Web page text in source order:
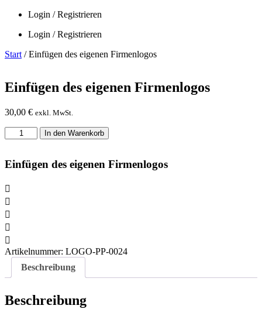
Login / Registrieren
Login / Registrieren
Start / Einfügen des eigenen Firmenlogos
Einfügen des eigenen Firmenlogos
30,00 € exkl. MwSt.
Einfügen
des
Firmenlogos
In den Warenkorb
Einfügen des eigenen Firmenlogos
Artikelnummer: LOGO-PP-0024
Beschreibung
Beschreibung